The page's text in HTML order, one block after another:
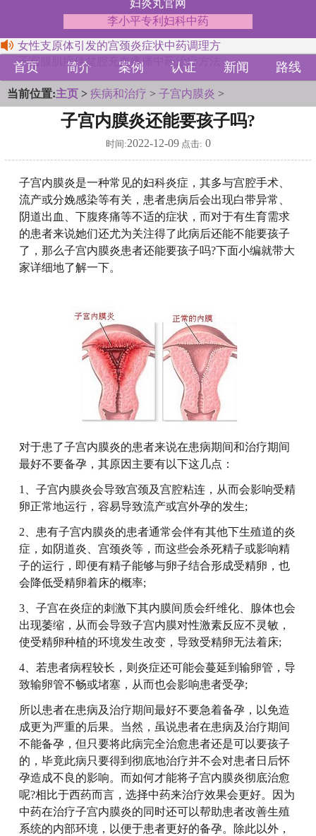
妇炎丸官网
李小平专利妇科中药
女性支原体引发的宫颈炎症状中药调理方
子宫腺肌症伴盆腔充血疼痛中药治疗方法
首页 简介 案例 认证 新闻 路线
当前位置:主页 > 疾病和治疗 > 子宫内膜炎 >
子宫内膜炎还能要孩子吗?
时间:2022-12-09点击: 0
子宫内膜炎是一种常见的妇科炎症，其多与宫腔手术、
流产或分娩感染等有关，患者患病后会出现白带异常、
阴道出血、下腹疼痛等不适的症状，而对于有生育需求
的患者来说她们还尤为关注得了此病后还能不能要孩子
了，那么子宫内膜炎患者还能要孩子吗?下面小编就带大
家详细地了解一下。
对于患了子宫内膜炎的患者来说在患病期间和治疗期间
最好不要备孕，其原因主要有以下这几点：
1、子宫内膜炎会导致宫颈及宫腔粘连，从而会影响受精
卵正常地运行，容易导致流产或宫外孕的发生;
2、患有子宫内膜炎的患者通常会伴有其他下生殖道的炎
症，如阴道炎、宫颈炎等，而这些会杀死精子或影响精
子的运行，即便有精子能够与卵子结合形成受精卵，也
会降低受精卵着床的概率;
3、子宫在炎症的刺激下其内膜间质会纤维化、腺体也会
出现萎缩，从而会导致子宫内膜对性激素反应不灵敏，
使受精卵种植的环境发生改变，导致受精卵无法着床;
4、若患者病程较长，则炎症还可能会蔓延到输卵管，导
致输卵管不畅或堵塞，从而也会影响患者受孕;
所以患者在患病及治疗期间最好不要急着备孕，以免造
成更为严重的后果。当然，虽说患者在患病及治疗期间
不能备孕，但只要将此病完全治愈患者还是可以要孩子
的，毕竟此病只要得到彻底地治疗并不会对患者日后怀
孕造成不良的影响。而如何才能将子宫内膜炎彻底治愈
呢?相比于西药而言，选择中药来治疗效果会更好。因为
中药在治疗子宫内膜炎的同时还可以帮助患者改善生殖
系统的内部环境，以便于患者更好的备孕。除此以外，